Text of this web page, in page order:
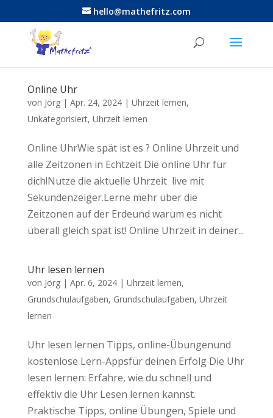
hello@mathefritz.com
Online Uhr
von Jörg| Apr. 24, 2024| Uhrzeit lernen,
Unkategorisiert, Uhrzeit lernen
Online UhrWie spät ist es ? Online Uhrzeit und
alle Zeitzonen in Echtzeit Die online Uhr für
dich!Nutze die aktuelle Uhrzeit live mit
Sekundenzeiger.Lerne mehr über die
Zeitzonen auf der Erdeund warum es nicht
überall gleich spät ist! Online Uhrzeit in deiner...
Uhr lesen lernen
von Jörg| Apr. 6, 2024| Uhrzeit lernen,
Grundschulaufgaben, Grundschulaufgaben, Uhrzeit
lernen
Uhr lesen lernen Tipps, online-Übungenund
kostenlose Lern-Appsfür deinen Erfolg Die Uhr
lesen lernen: Erfahre, wie du schnell und
effektiv die Uhr Lesen lernen kannst.
Praktische Tipps, online Übungen, Spiele und